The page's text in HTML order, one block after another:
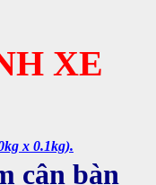
XE
x 0.1kg).
cân bàn